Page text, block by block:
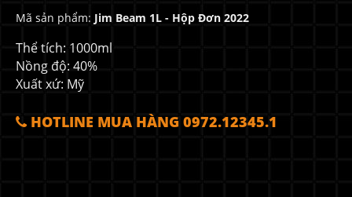
Mã sản phẩm: Jim Beam 1L - Hộp Đơn 2022
Thể tích: 1000ml
Nồng độ: 40%
Xuất xứ: Mỹ
HOTLINE MUA HÀNG 0972.12345.1